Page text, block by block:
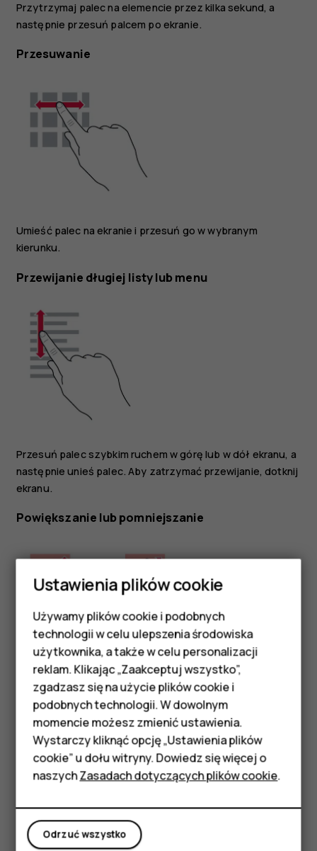
Smartfony
Telefony z funkcjami
podstawowymi
Akcesoria
HMD Terra M
Tablety
Moje konto
Przytrzymaj palec na elemencie przez kilka sekund, a
następnie przesuń palcem po ekranie.
Przesuwanie
Umieść palec na ekranie i przesuń go w wybranym
kierunku.
Przewijanie długiej listy lub menu
Przesuń palec szybkim ruchem w górę lub w dół ekranu, a
następnie unieś palec. Aby zatrzymać przewijanie, dotknij
ekranu.
Powiększanie lub pomniejszanie
Umieść dwa palce na elemencie, takim jak mapa, zdjęcie
czy strona internetowa, a następnie rozsuń je lub zsuń.
Blokowanie orientacji ekranu
Ekran automatycznie zmienia swoją orientację, gdy tylko
obrócisz telefon o 90 stopni.
Aby zablokować ekran w orientacji pionowej, przesuń
palcem od góry ekranu w dół i dotknij
przełączyć na Portret.
Ustawienia plików cookie
Używamy plików cookie i podobnych
technologii w celu ulepszenia środowiska
użytkownika, a także w celu personalizacji
reklam. Klikając „Zaakceptuj wszystko”,
zgadzasz się na użycie plików cookie i
podobnych technologii. W dowolnym
momencie możesz zmienić ustawienia.
Wystarczy kliknąć opcję „Ustawienia plików
cookie” u dołu witryny. Dowiedz się więcej o
naszychZasadach dotyczących plików cookie.
Odrzuć wszystko